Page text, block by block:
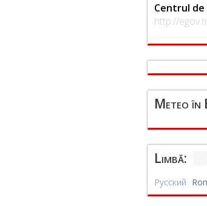
Centrul de
http://
Meteo în
Limbă:
Русский